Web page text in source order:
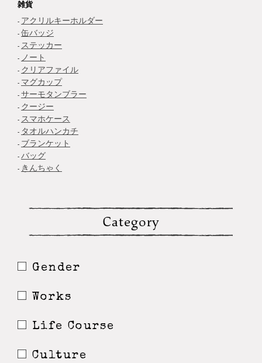
雑貨
アクリルキーホルダー
缶バッジ
ステッカー
ノート
クリアファイル
マグカップ
サーモタンブラー
クージー
スマホケース
タオルハンカチ
ブランケット
バッグ
きんちゃく
Category
Gender
Works
Life Course
Culture